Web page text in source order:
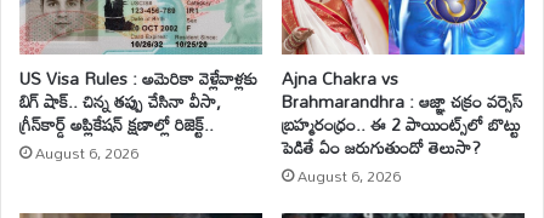
US Visa Rules : అమెరికా వెళ్లేవాళ్లకు
బిగ్ షాక్.. చిన్న తప్పు చేసినా వీసా,
గ్రీన్‌కార్డ్ అప్లికేషన్ క్షణాల్లో రిజెక్ట్..
August 6, 2026
Ajna Chakra vs
Brahmarandhra : ఆజ్ఞా చక్రం వర్సెస్
బ్రహ్మరంధ్రం.. ఈ 2 పాయింట్స్‌లో బొట్టు
పెడితే ఏం జరుగుతుందో తెలుసా?
August 6, 2026